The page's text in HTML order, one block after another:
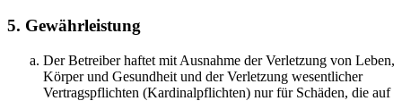
5. Gewährleistung
Der Betreiber haftet mit Ausnahme der Verletzung von Leben,
Körper und Gesundheit und der Verletzung wesentlicher
Vertragspflichten (Kardinalpflichten) nur für Schäden, die auf